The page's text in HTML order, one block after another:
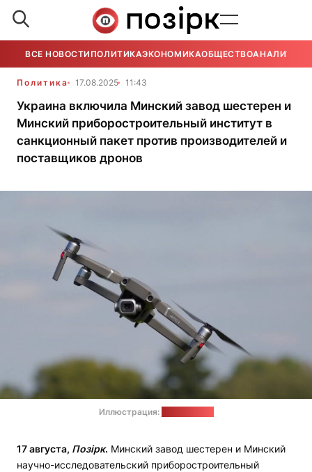
ВСЕ НОВОСТИ ПОЛИТИКАЭКОНОМИКАОБЩЕСТВОАНАЛИТИКА
Политика 17.08.2025 11:43
Украина включила Минский завод шестерен и
Минский приборостроительный институт в
санкционный пакет против производителей и
поставщиков дронов
Иллюстрация:
17 августа, Позірк. Минский завод шестерен и Минский
научно-исследовательский приборостроительный